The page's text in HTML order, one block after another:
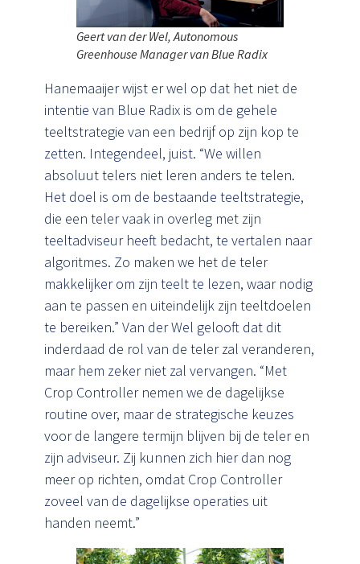
Geert van der Wel, Autonomous
Greenhouse Manager van Blue Radix
Hanemaaijer wijst er wel op dat het niet de
intentie van Blue Radix is om de gehele
teeltstrategie van een bedrijf op zijn kop te
zetten. Integendeel, juist. “We willen
absoluut telers niet leren anders te telen.
Het doel is om de bestaande teeltstrategie,
die een teler vaak in overleg met zijn
teeltadviseur heeft bedacht, te vertalen naar
algoritmes. Zo maken we het de teler
makkelijker om zijn teelt te lezen, waar nodig
aan te passen en uiteindelijk zijn teeltdoelen
te bereiken.” Van der Wel gelooft dat dit
inderdaad de rol van de teler zal veranderen,
maar hem zeker niet zal vervangen. “Met
Crop Controller nemen we de dagelijkse
routine over, maar de strategische keuzes
voor de langere termijn blijven bij de teler en
zijn adviseur. Zij kunnen zich hier dan nog
meer op richten, omdat Crop Controller
zoveel van de dagelijkse operaties uit
handen neemt.”